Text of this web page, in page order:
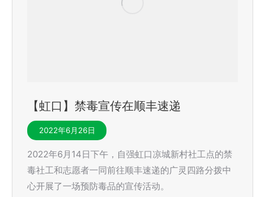
【虹口】禁毒宣传在顺丰速递
2022年6月26日
2022年6月14日下午，自强虹口凉城新村社工点的禁
毒社工和志愿者一同前往顺丰速递的广灵四路分拨中
心开展了一场预防毒品的宣传活动。